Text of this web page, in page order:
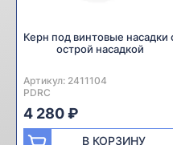
Керн под винтовые насадки
острой насадкой
Артикул: 2411104
Производитель:
PDRC
4 280 ₽
В КОРЗИНУ